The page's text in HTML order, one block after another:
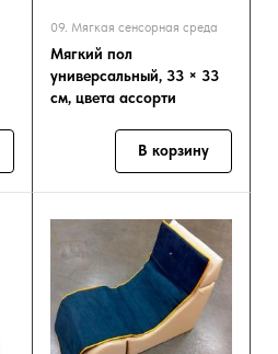
09. Мягкая сенсорная среда
Мягкий пол
универсальный, 33 × 33
см, цвета ассорти
В корзину